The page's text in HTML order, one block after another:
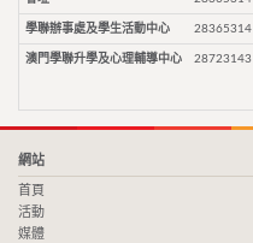
學聯辦事處及學生活動中心 28365314
澳門學聯升學及心理輔導中心 28723143
網站
首頁
活動
媒體